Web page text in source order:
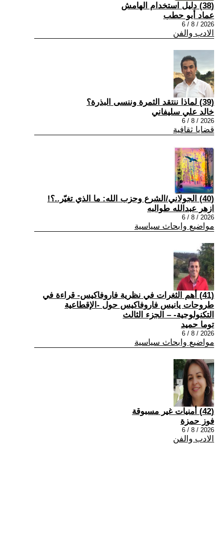
(38) دليل استخدام الهامش
عماد أبو حطب
2026 / 8 / 6
الادب والفن
(39) لماذا ننتقد الثمرة وننسى البذرة؟
خالد علي سليفاني
2026 / 8 / 6
قضايا ثقافية
(40) الجولاني/الشرع وحزب الله: ما الذي تغيّر..؟!
ازهر عبدالله طوالبه
2026 / 8 / 6
مواضيع وابحاث سياسية
(41) أهم الثغرات في نظرية فاروفاكيس- قراءة في
طروحات يانيس فاروفاكيس حول -الإقطاعية
التكنولوجية- – الجزء الثالث
توما حميد
2026 / 8 / 6
مواضيع وابحاث سياسية
(42) أمنيات غير مسبوقة
فوز حمزة
2026 / 8 / 6
الادب والفن